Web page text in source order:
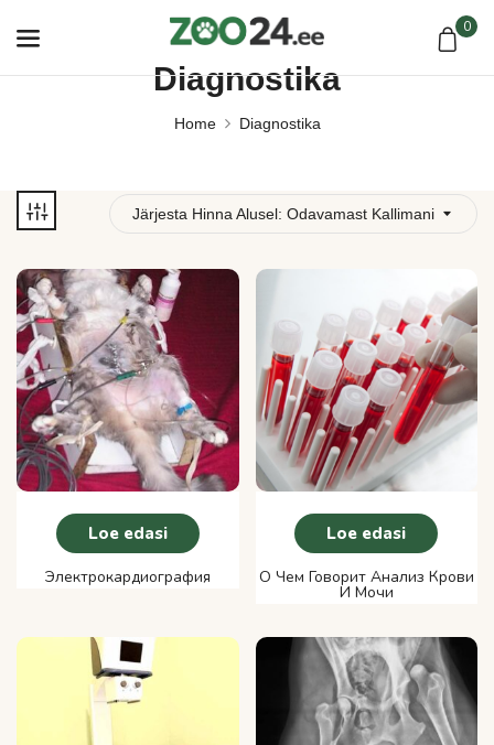
0
Diagnostika
Home Diagnostika
Järjesta Hinna Alusel: Odavamast Kallimani
Loe edasi
Электрокардиография
Loe edasi
О Чем Говорит Анализ Крови
И Мочи